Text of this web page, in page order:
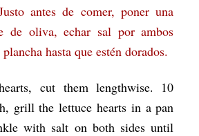
antes de comer, poner una
de oliva, echar sal por ambos
hasta que estén dorados.
cut them lengthwise. 10
grill the lettuce hearts in a pan
with salt on both sides until